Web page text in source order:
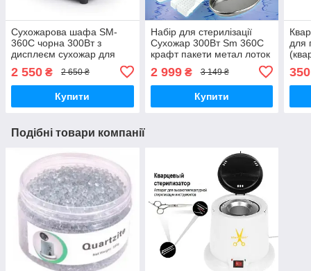
Сухожарова шафа SM-
360C чорна 300Вт з
дисплеєм сухожар для
стерилізації інструментів
2 550 ₴ 2 650 ₴
Купити
Набір для стерилізації
Сухожар 300Вт Sm 360C
крафт пакети метал лоток
контейнер для дезінфекції
інструментів
2 999₴ 3 149 ₴
Купити
для
для
350
Подібні товари компанії